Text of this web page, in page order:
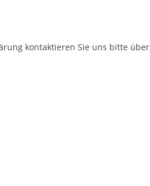
kontaktieren Sie uns bitte über